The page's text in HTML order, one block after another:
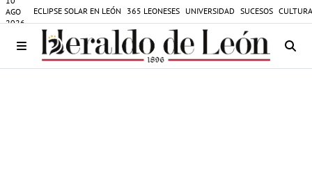
AGO
2026
ECLIPSE SOLAR EN LEÓN 365 LEONESES UNIVERSIDAD SUCESOS